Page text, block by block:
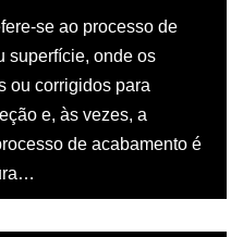
se ao processo de
superfície, onde os
ou corrigidos para
e, às vezes, a
de acabamento é